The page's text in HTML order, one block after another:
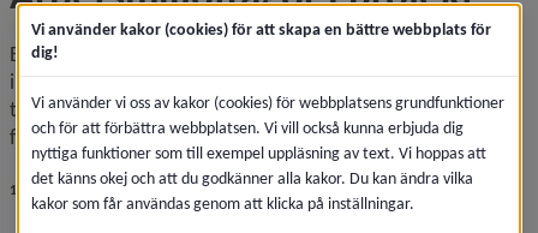
En hållbar arbetsmiljö handlar om att skapa en balanserad,
inkluderande och hälsosam arbetskultur där alla deltagare
trivs och kan prestera långsiktigt. Här är några konkreta
förslag:
1. Arbetsbelastning och balans mellan arbete och fritid
Tydliga förväntningar – Definiera realistiska deadlines
Vi använder kakor (cookies) för att skapa en bättre webbplats för
dig!
Vi använder vi oss av kakor (cookies) för webbplatsens grundfunktioner
och för att förbättra webbplatsen. Vi vill också kunna erbjuda dig
nyttiga funktioner som till exempel uppläsning av text. Vi hoppas att
det känns okej och att du godkänner alla kakor. Du kan ändra vilka
kakor som får användas genom att klicka på inställningar.